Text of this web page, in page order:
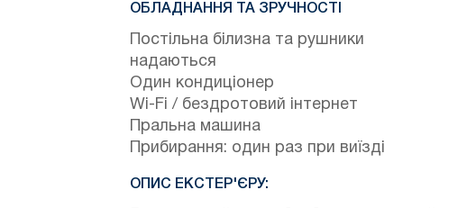
ОБЛАДНАННЯ ТА ЗРУЧНОСТІ
Постільна білизна та рушники
надаються
Один кондиціонер
Wi-Fi / бездротовий інтернет
Пральна машина
Прибирання: один раз при виїзді
ОПИС ЕКСТЕР'ЄРУ: